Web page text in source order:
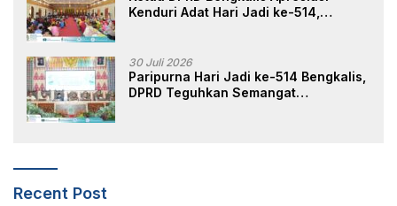
Kenduri Adat Hari Jadi ke-514,
30 Juli 2026
Paripurna Hari Jadi ke-514 Bengkalis,
DPRD Teguhkan Semangat
Recent Post